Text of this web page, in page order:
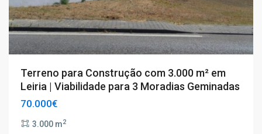
Terreno para Construção com 3.000 m² em
Leiria | Viabilidade para 3 Moradias Geminadas
70.000€
3.000 m2